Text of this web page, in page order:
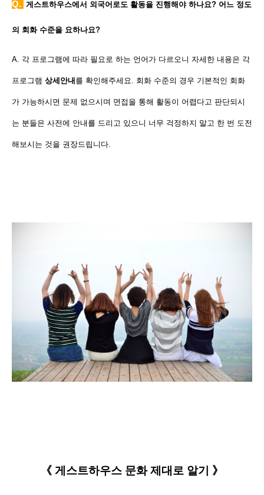
Q. 게스트하우스에서 외국어로도 활동을 진행해야 하나요? 어느 정도
의 회화 수준을 요하나요?
A. 각 프로그램에 따라 필요로 하는 언어가 다르오니 자세한 내용은 각
프로그램 상세안내 를 확인해주세요. 회화 수준의 경우 기본적인 회화
가 가능하시면 문제 없으시며 면접을 통해 활동이 어렵다고 판단되시
는 분들은 사전에 안내를 드리고 있으니 너무 걱정하지 말고 한 번 도전
해보시는 것을 권장드립니다.
《 게스트하우스 문화 제대로 알기 》